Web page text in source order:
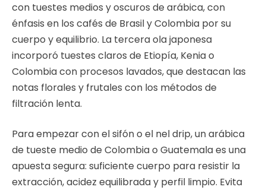
con tuestes medios y oscuros de arábica, con
énfasis en los cafés de Brasil y Colombia por su
cuerpo y equilibrio. La tercera ola japonesa
incorporó tuestes claros de Etiopía, Kenia o
Colombia con procesos lavados, que destacan las
notas florales y frutales con los métodos de
filtración lenta.
Para empezar con el sifón o el nel drip, un arábica
de tueste medio de Colombia o Guatemala es una
apuesta segura: suficiente cuerpo para resistir la
extracción, acidez equilibrada y perfil limpio. Evita